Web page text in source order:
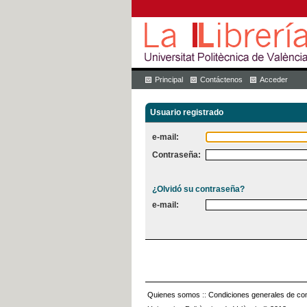
Principal Contáctenos Acceder
Usuario registrado
e-mail:
Contraseña:
¿Olvidó su contraseña?
e-mail:
Quienes somos :: Condiciones generales de